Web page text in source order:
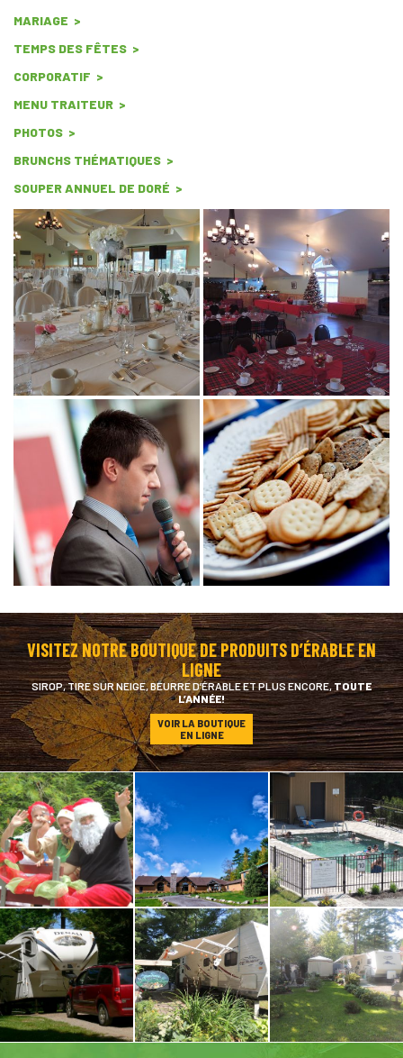
MARIAGE
TEMPS DES FÊTES
CORPORATIF
MENU TRAITEUR
PHOTOS
BRUNCHS THÉMATIQUES
SOUPER ANNUEL DE DORÉ
VISITEZ NOTRE BOUTIQUE DE PRODUITS D’ÉRABLE EN
LIGNE
SIROP, TIRE SUR NEIGE, BEURRE D’ÉRABLE ET PLUS ENCORE,TOUTE
L’ANNÉE!
VOIR LA BOUTIQUE
EN LIGNE